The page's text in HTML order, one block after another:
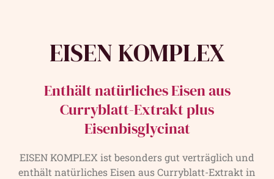
EISEN KOMPLEX
Enthält natürliches Eisen aus
Curryblatt-Extrakt plus
Eisenbisglycinat
EISEN KOMPLEX ist besonders gut verträglich und
enthält natürliches Eisen aus Curryblatt-Extrakt in